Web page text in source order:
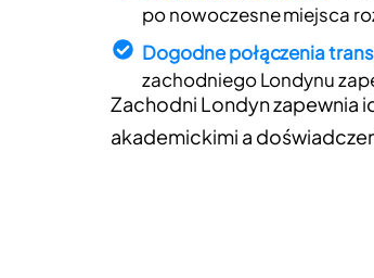
po nowoczesne miejsca
Dogodne połączenia
zachodniego Londynu
Zachodni Londyn zapewnia
akademickimi a